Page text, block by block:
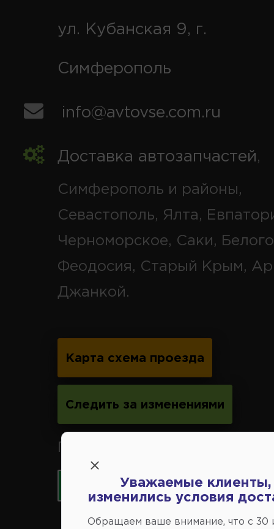
ул. Кубанская 9, г.
Симферополь
info@avtovse.com.ru
Доставка автозапчастей,
Симферополь и районы,
Севастополь, Ялта,
Черноморское, Саки,
Феодосия, Старый Крым,
Джанкой.
Карта схема проезда
Следить за изменениями
Уважаемые клиенты,
изменились условия
Обращаем ваше внимание, что c 30